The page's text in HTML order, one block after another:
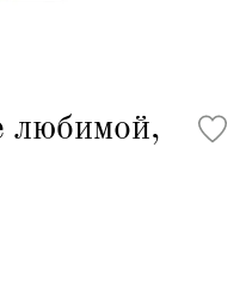
любимой,